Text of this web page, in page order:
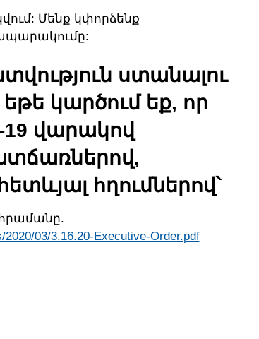
Մենք կփորձենք
ստանալու
կարծում եք, որ
19 վարակով
հղումներով՝
03/3.16.20-Executive-Order.pdf